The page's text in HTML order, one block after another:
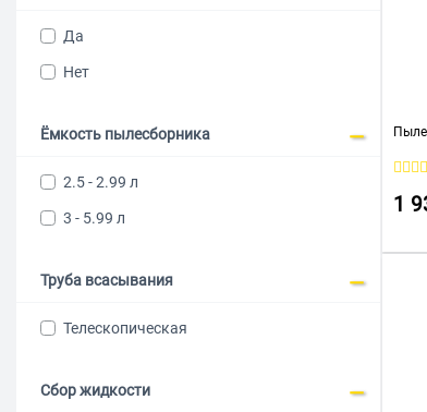
Philips
Polaris
Roborock
ROMBICA
Scarlett
Да
Нет
Ёмкость пылесборника
2.5 - 2.99 л
3 - 5.99 л
Труба всасывания
Телескопическая
Сбор жидкости
1